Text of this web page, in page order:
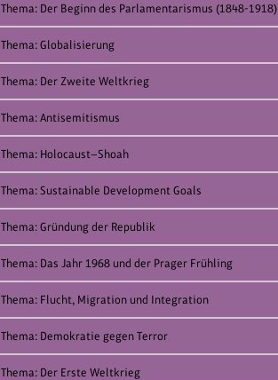
Thema: Der Beginn des Parlamentarismus (1848-1918)
Thema: Globalisierung
Thema: Der Zweite Weltkrieg
Thema: Antisemitismus
Thema: Holocaust—Shoah
Thema: Sustainable Development Goals
Thema: Gründung der Republik
Thema: Das Jahr 1968 und der Prager Frühling
Thema: Flucht, Migration und Integration
Thema: Demokratie gegen Terror
Thema: Der Erste Weltkrieg